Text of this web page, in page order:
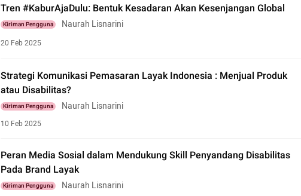
Tren #KaburAjaDulu: Bentuk Kesadaran Akan Kesenjangan Global
Kiriman Pengguna Naurah Lisnarini
20 Feb 2025
Strategi Komunikasi Pemasaran Layak Indonesia : Menjual Produk
atau Disabilitas?
Kiriman Pengguna Naurah Lisnarini
10 Feb 2025
Peran Media Sosial dalam Mendukung Skill Penyandang Disabilitas
Pada Brand Layak
Kiriman Pengguna Naurah Lisnarini